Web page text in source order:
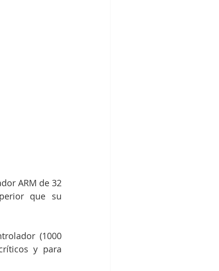
ARM de 32
que su
(1000
y para